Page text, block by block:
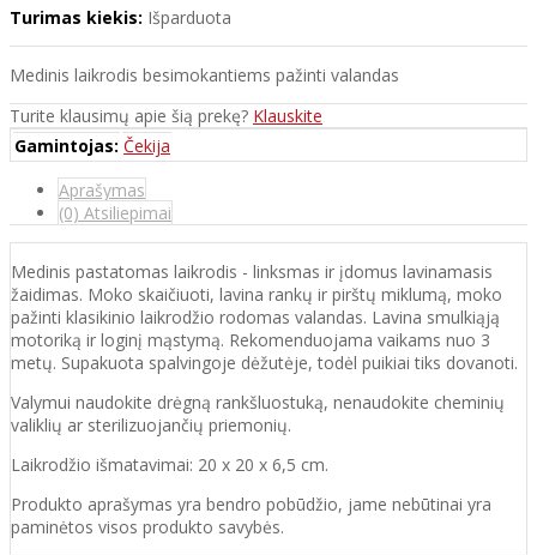
Turimas kiekis: Išparduota
Medinis laikrodis besimokantiems pažinti valandas
Turite klausimų apie šią prekę? Klauskite
Gamintojas: Čekija
Aprašymas
(0) Atsiliepimai
Medinis pastatomas laikrodis - linksmas ir įdomus lavinamasis
žaidimas. Moko skaičiuoti, lavina rankų ir pirštų miklumą, moko
pažinti klasikinio laikrodžio rodomas valandas. Lavina smulkiąją
motoriką ir loginį mąstymą. Rekomenduojama vaikams nuo 3
metų. Supakuota spalvingoje dėžutėje, todėl puikiai tiks dovanoti.
Valymui naudokite drėgną rankšluostuką, nenaudokite cheminių
valiklių ar sterilizuojančių priemonių.
Laikrodžio išmatavimai: 20 x 20 x 6,5 cm.
Produkto aprašymas yra bendro pobūdžio, jame nebūtinai yra
paminėtos visos produkto savybės.